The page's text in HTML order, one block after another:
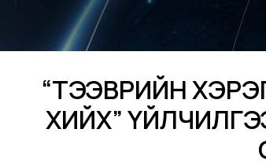
“ТЭЭВРИЙН
ХИЙХ”